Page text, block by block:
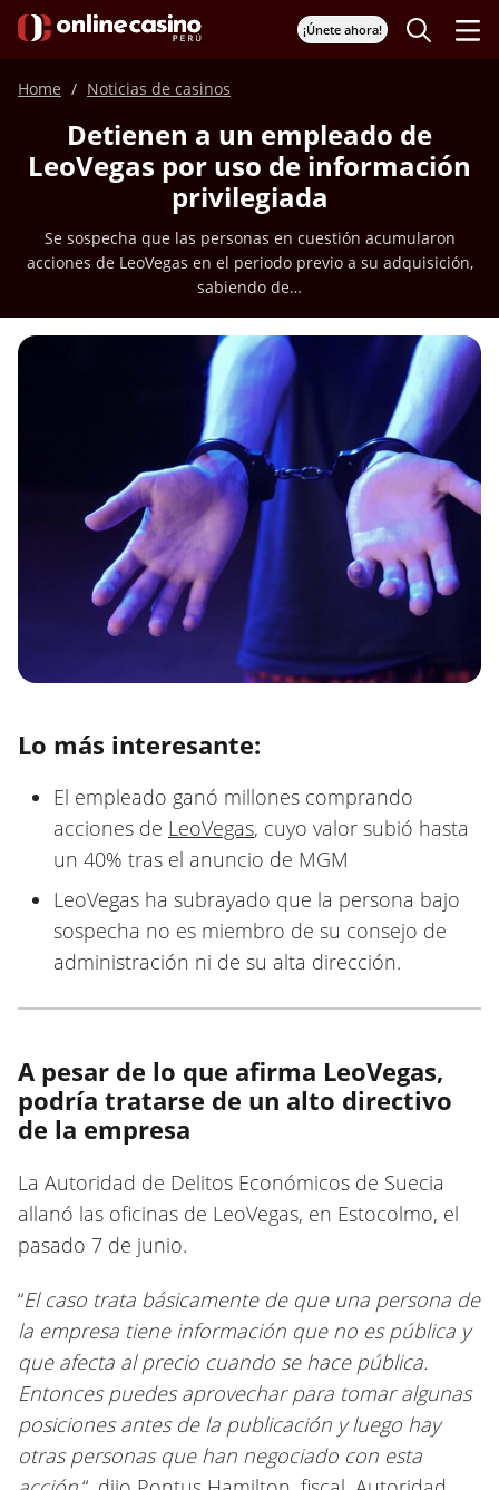
¡Únete ahora!
Home Noticias de casinos
Detienen a un empleado de
LeoVegas por uso de información
privilegiada
Se sospecha que las personas en cuestión acumularon
acciones de LeoVegas en el periodo previo a su adquisición,
sabiendo de…
Lo más interesante:
El empleado ganó millones comprando
acciones de LeoVegas, cuyo valor subió hasta
un 40% tras el anuncio de MGM
LeoVegas ha subrayado que la persona bajo
sospecha no es miembro de su consejo de
administración ni de su alta dirección.
A pesar de lo que afirma LeoVegas,
podría tratarse de un alto directivo
de la empresa
La Autoridad de Delitos Económicos de Suecia
allanó las oficinas de LeoVegas, en Estocolmo, el
pasado 7 de junio.
“El caso trata básicamente de que una persona de
la empresa tiene información que no es pública y
que afecta al precio cuando se hace pública.
Entonces puedes aprovechar para tomar algunas
posiciones antes de la publicación y luego hay
otras personas que han negociado con esta